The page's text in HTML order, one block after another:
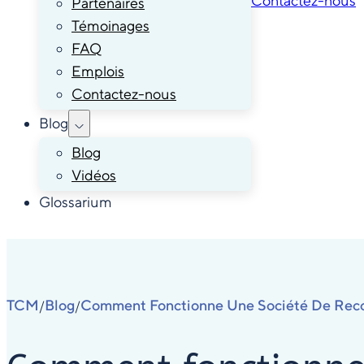
Témoinages
FAQ
Emplois
Contactez-nous
Blog
Blog
Vidéos
Glossarium
TCM /Blog/Comment Fonctionne Une Société De